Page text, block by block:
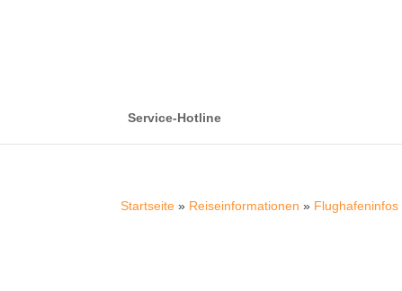
Service-Hotline
Startseite » Reiseinformationen » Flughafeninfos